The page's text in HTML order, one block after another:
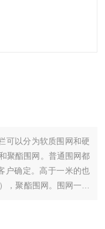
可以分为软质围网和硬
聚酯围网。普通围网都
户确定。高于一米的也
，聚酯围网。围网一般
的支架分为墩式（法兰